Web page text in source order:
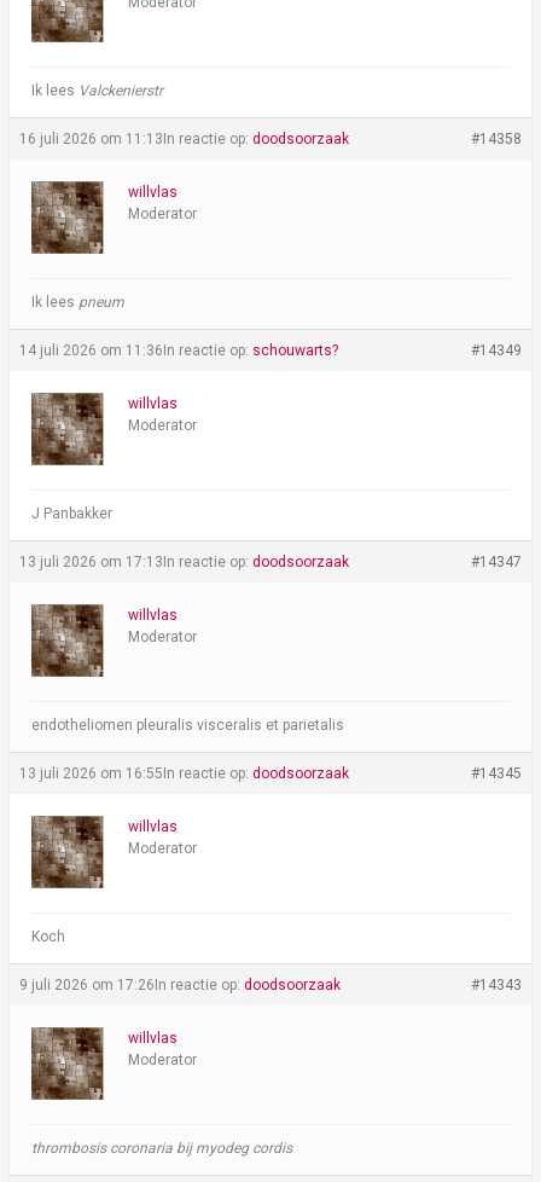
Ik lees Valckenierstr
16 juli 2026 om 11:13In reactie op:doodsoorzaak #14358
willvlas
Moderator
Ik lees pneum
14 juli 2026 om 11:36In reactie op: schouwarts? #14349
willvlas
Moderator
J Panbakker
13 juli 2026 om 17:13In reactie op:doodsoorzaak #14347
willvlas
Moderator
endotheliomen pleuralis visceralis et parietalis
13 juli 2026 om 16:55In reactie op:doodsoorzaak #14345
willvlas
Moderator
Koch
9 juli 2026 om 17:26In reactie op:doodsoorzaak #14343
willvlas
Moderator
thrombosis coronaria bij myodeg cordis